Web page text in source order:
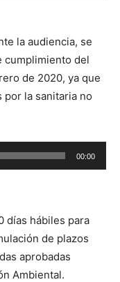
la audiencia, se
cumplimiento del
de 2020, ya que
la sanitaria no
00:00
días hábiles para
de plazos
aprobadas
Ambiental.